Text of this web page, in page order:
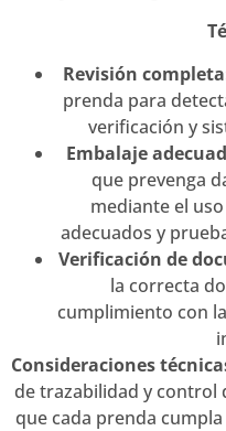
Revisión
prenda para
verificación y
Embalaje
que prevenga
mediante el
adecuados y
Verificación de
la correcta
cumplimiento con
Consideraciones
de trazabilidad y control
que cada prenda